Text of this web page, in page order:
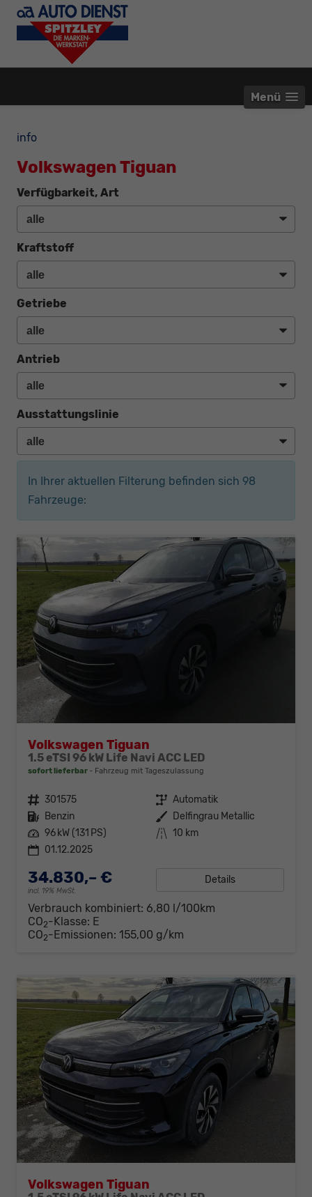
Menü
info
Volkswagen Tiguan
Verfügbarkeit, Art
Kraftstoff
Getriebe
Antrieb
Ausstattungslinie
In Ihrer aktuellen Filterung befinden sich 98
Fahrzeuge:
Volkswagen Tiguan
1.5 eTSI 96 kW Life Navi ACC LED
sofort lieferbar Fahrzeug mit Tageszulassung
Fahrzeugnr. 301575 Getriebe Automatik
Kraftstoff Benzin Außenfarbe Delfingrau Metallic
Leistung 96 kW (131 PS) Kilometerstand 10 km
01.12.2025
34.830,– €
incl. 19% MwSt.
Details
Verbrauch kombiniert: 6,80 l/100km
CO2-Klasse: E
CO2-Emissionen: 155,00 g/km
Volkswagen Tiguan